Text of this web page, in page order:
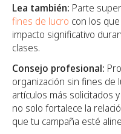
Lea también: Parte
fines de lucro con los
impacto significativo
clases.
Consejo profesional:
organización sin fines de
artículos más solicitados
no solo fortalece la
que tu campaña esté